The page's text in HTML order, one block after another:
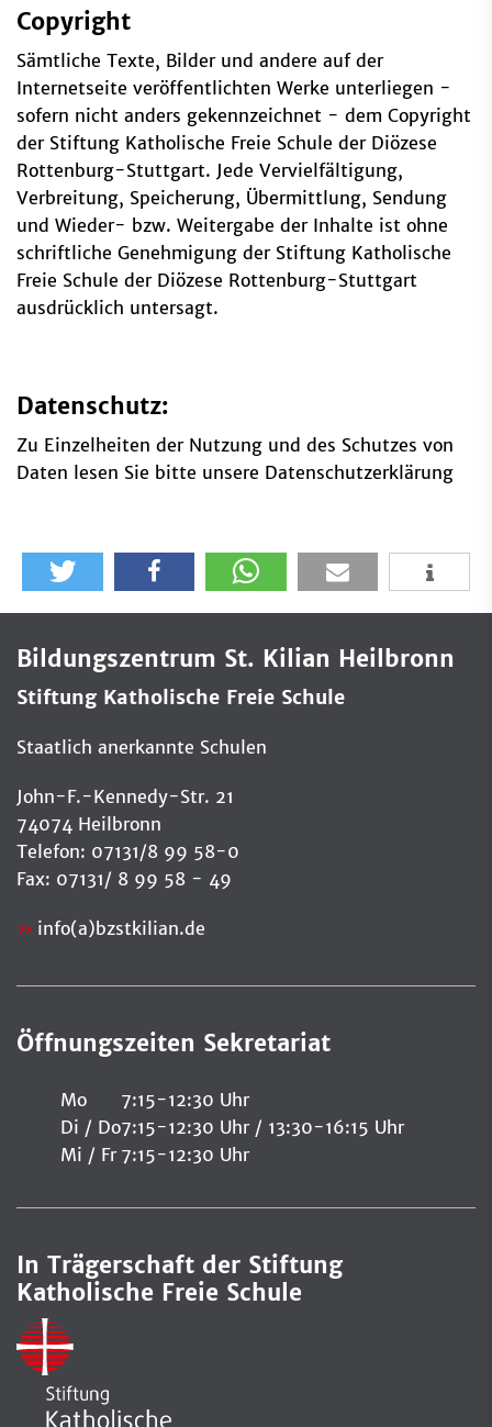
Copyright
Sämtliche Texte, Bilder und andere auf der
Internetseite veröffentlichten Werke unterliegen -
sofern nicht anders gekennzeichnet - dem Copyright
der Stiftung Katholische Freie Schule der Diözese
Rottenburg-Stuttgart. Jede Vervielfältigung,
Verbreitung, Speicherung, Übermittlung, Sendung
und Wieder- bzw. Weitergabe der Inhalte ist ohne
schriftliche Genehmigung der Stiftung Katholische
Freie Schule der Diözese Rottenburg-Stuttgart
ausdrücklich untersagt.
Datenschutz:
Zu Einzelheiten der Nutzung und des Schutzes von
Daten lesen Sie bitte unsere Datenschutzerklärung
Bildungszentrum St. Kilian Heilbronn
Stiftung Katholische Freie Schule
Staatlich anerkannte Schulen
John-F.-Kennedy-Str. 21
74074 Heilbronn
Telefon: 07131/8 99 58-0
Fax: 07131/ 8 99 58 - 49
info(a)bzstkilian.de
Öffnungszeiten Sekretariat
Mo
7:15-12:30 Uhr
Di / Do7:15-12:30 Uhr / 13:30-16:15 Uhr
Mi / Fr 7:15-12:30 Uhr
In Trägerschaft der Stiftung
Katholische Freie Schule